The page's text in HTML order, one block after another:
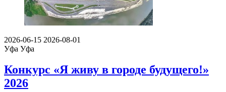
2026-06-15 2026-08-01
Уфа Уфа
Конкурс «Я живу в городе будущего!»
2026